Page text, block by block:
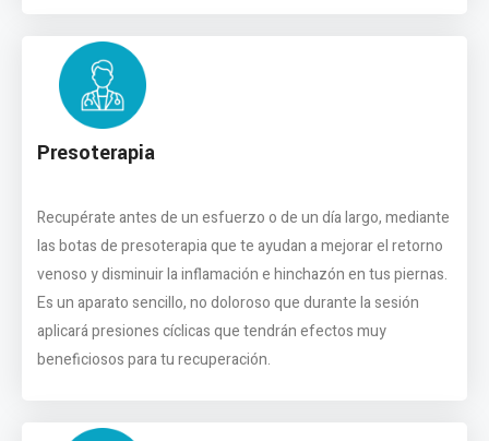
Presoterapia
Recupérate antes de un esfuerzo o de un día largo, mediante
las botas de presoterapia que te ayudan a mejorar el retorno
venoso y disminuir la inflamación e hinchazón en tus piernas.
Es un aparato sencillo, no doloroso que durante la sesión
aplicará presiones cíclicas que tendrán efectos muy
beneficiosos para tu recuperación.